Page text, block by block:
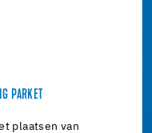
PARKET
plaatsen van